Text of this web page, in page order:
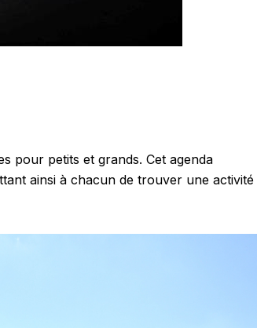
pour petits et grands. Cet agenda
ainsi à chacun de trouver une activité